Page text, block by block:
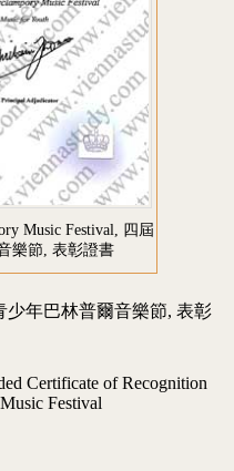
Music Festival, 四屆
樂節, 表彰證書
少年巴林普爾音樂節, 表彰
Certificate of Recognition
Festival